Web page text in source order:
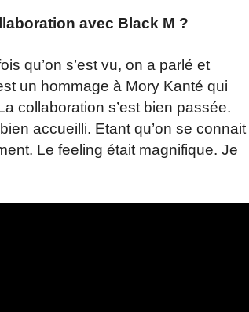
avec Black M ?
qu’on s’est vu, on a parlé et
un hommage à Mory Kanté qui
collaboration s’est bien passée.
accueilli. Etant qu’on se connait
Le feeling était magnifique. Je